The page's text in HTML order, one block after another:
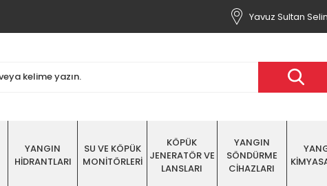
Yavuz Sultan
YANGIN
HİDRANTLARI
SU VE KÖPÜK
MONİTÖRLERİ
KÖPÜK
JENERATÖR VE
LANSLARI
YANGIN
SÖNDÜRME
CİHAZLARI